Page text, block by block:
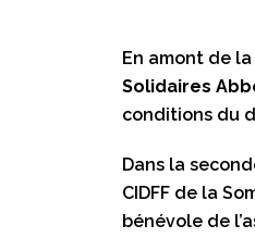
En amont de
Solidaires
conditions du
Dans la
CIDFF de la
bénévole de